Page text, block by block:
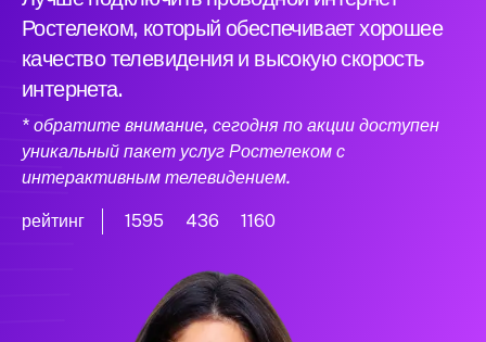
Ростелеком, который обеспечивает хорошее
качество телевидения и высокую скорость
интернета.
* обратите внимание, сегодня по акции доступен
уникальный пакет услуг Ростелеком с
интерактивным телевидением.
рейтинг 1595 436 1160